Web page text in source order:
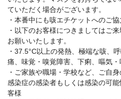
ていただく場合がございます。
・本番中にも咳エチケットへのご
・以下のお客様につきましてはご
お願いいたします。
・37.5°C以上の発熱、極端な咳、
痛、味覚・嗅覚障害、下痢、嘔気
・ご家族や職場・学校など、ご自
感染症の感染者もしくは感染の可
客様